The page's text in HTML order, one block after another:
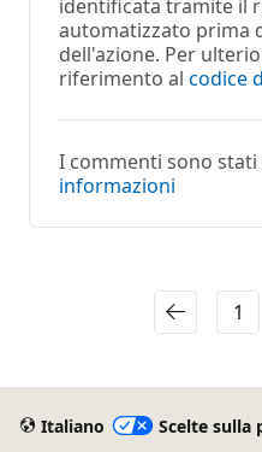
identificata tramite il
automatizzato prima
dell'azione. Per
riferimento al codice
I commenti sono
informazioni
1
Italiano Scelte sulla